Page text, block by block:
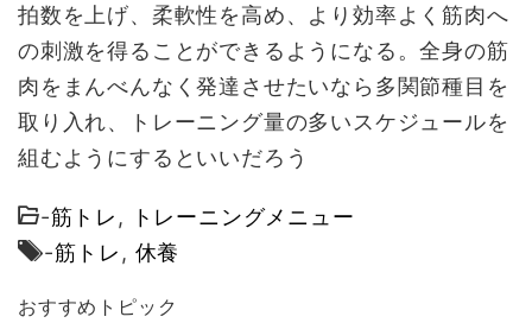
拍数を上げ、柔軟性を高め、より効率よく筋肉へ
の刺激を得ることができるようになる。全身の筋
肉をまんべんなく発達させたいなら多関節種目を
取り入れ、トレーニング量の多いスケジュールを
組むようにするといいだろう
-筋トレ ,
トレーニングメニュー
-筋トレ , 休養
おすすめトピック